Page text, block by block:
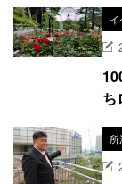
イ
ち
所